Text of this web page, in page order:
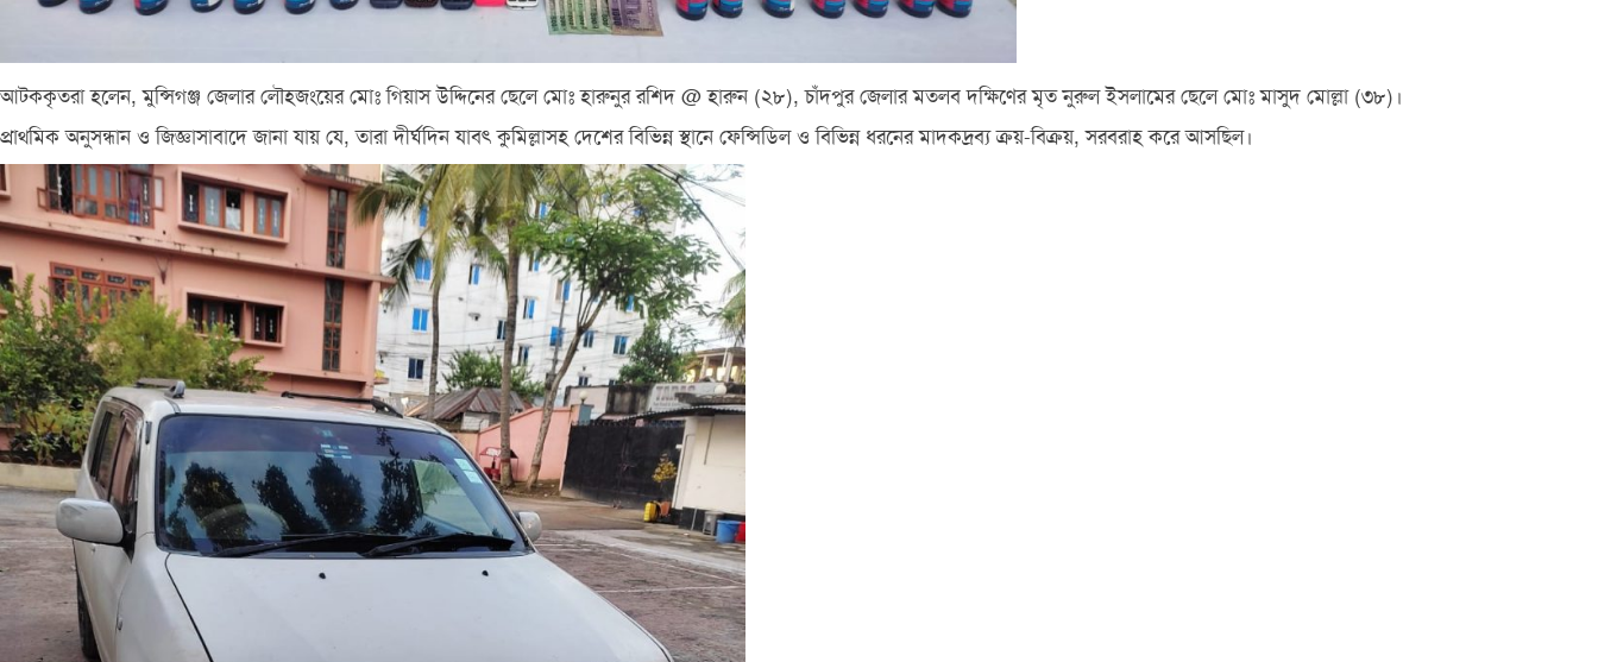
আটককৃতরা হলেন, মুন্সিগঞ্জ জেলার লৌহজংয়ের মোঃ গিয়াস উদ্দিনের ছেলে মোঃ হারুনুর রশিদ @ হারুন (২৮), চাঁদপুর জেলার মতলব দক্ষিণের মৃত নুরুল ইসলামের ছেলে মোঃ মাসুদ মোল্লা (৩৮)।
প্রাথমিক অনুসন্ধান ও জিজ্ঞাসাবাদে জানা যায় যে, তারা দীর্ঘদিন যাবৎ কুমিল্লাসহ দেশের বিভিন্ন স্থানে ফেন্সিডিল ও বিভিন্ন ধরনের মাদকদ্রব্য ক্রয়-বিক্রয়, সরবরাহ করে আসছিল।